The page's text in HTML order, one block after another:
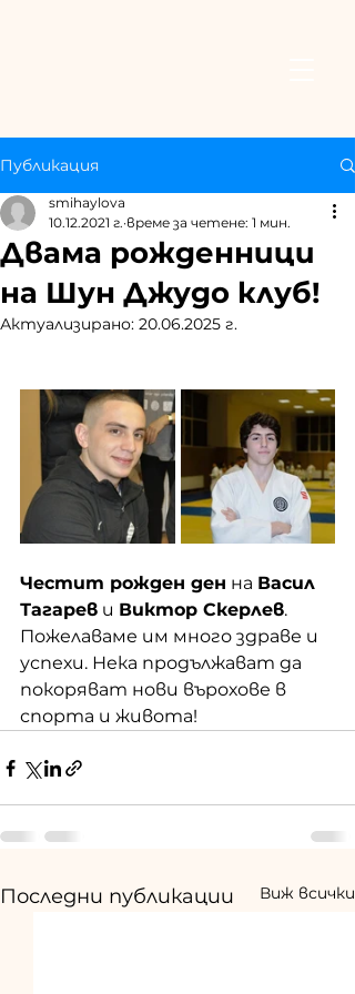
Публикация
Двама рожденници
на Шун Джудо клуб!
smihaylova
10.12.2021 г. време за четене: 1 мин.
Актуализирано: 20.06.2025 г.
Честит рожден ден на Васил
Тагарев и Виктор Скерлев.
Пожелаваме им много здраве и
успехи. Нека продължават да
покоряват нови върохове в
спорта и живота!
Последни публикации Виж всички